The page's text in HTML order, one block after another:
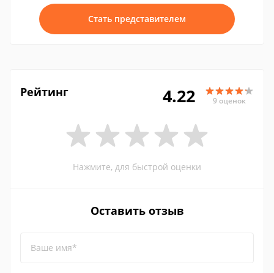
Стать представителем
Рейтинг 4.22 9 оценок
Нажмите, для быстрой оценки
Оставить отзыв
Ваше имя*